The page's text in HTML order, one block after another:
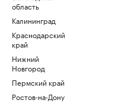
область
Калининград
Краснодарский
край
Нижний
Новгород
Пермский край
Ростов-на-Дону